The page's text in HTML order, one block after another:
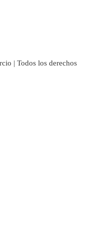
| Todos los derechos